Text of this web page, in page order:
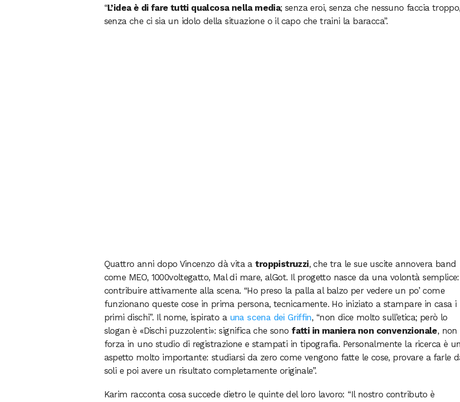
“L’idea è di fare tutti qualcosa nella media; senza eroi, senza che nessuno faccia
senza che ci sia un idolo della situazione o il capo che traini la baracca”.
Quattro anni dopo Vincenzo dà vita atroppistruzzi, che tra le sue uscite annovera band
come MEO, 1000voltegatto, Mal di mare, alGot. Il progetto nasce da una volontà semplice:
contribuire attivamente alla scena. “Ho preso la palla al balzo per vedere un po’ come
funzionano queste cose in prima persona, tecnicamente. Ho iniziato a stampare in casa i
primi dischi”. Il nome, ispirato a una scena dei Griffin, “non dice molto sull’etica; però lo
slogan è «Dischi puzzolenti»: significa che sonofatti in maniera non convenzionale, non
forza in uno studio di registrazione e stampati in tipografia. Personalmente la ricerca è un
aspetto molto importante: studiarsi da zero come vengono fatte le cose, provare a farle
soli e poi avere un risultato completamente originale”.
Karim racconta cosa succede dietro le quinte del loro lavoro: “Il nostro contributo è